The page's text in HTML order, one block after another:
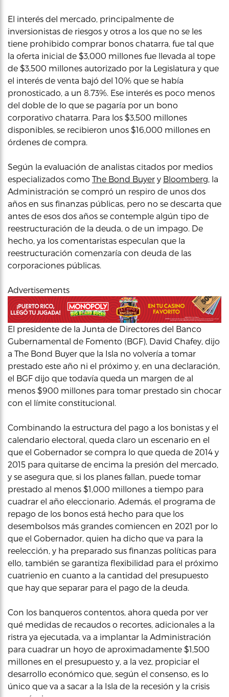
El interés del mercado, principalmente de
inversionistas de riesgos y otros a los que no se les
tiene prohibido comprar bonos chatarra, fue tal que
la oferta inicial de $3,000 millones fue llevada al tope
de $3,500 millones autorizado por la Legislatura y que
el interés de venta bajó del 10% que se había
pronosticado, a un 8.73%. Ese interés es poco menos
del doble de lo que se pagaría por un bono
corporativo chatarra. Para los $3,500 millones
disponibles, se recibieron unos $16,000 millones en
órdenes de compra.
Según la evaluación de analistas citados por medios
especializados como The Bond Buyer y Bloomberg, la
Administración se compró un respiro de unos dos
años en sus finanzas públicas, pero no se descarta que
antes de esos dos años se contemple algún tipo de
reestructuración de la deuda, o de un impago. De
hecho, ya los comentaristas especulan que la
reestructuración comenzaría con deuda de las
corporaciones públicas.
Advertisements
El presidente de la Junta de Directores del Banco
Gubernamental de Fomento (BGF), David Chafey, dijo
a The Bond Buyer que la Isla no volvería a tomar
prestado este año ni el próximo y, en una declaración,
el BGF dijo que todavía queda un margen de al
menos $900 millones para tomar prestado sin chocar
con el límite constitucional.
Combinando la estructura del pago a los bonistas y el
calendario electoral, queda claro un escenario en el
que el Gobernador se compra lo que queda de 2014 y
2015 para quitarse de encima la presión del mercado,
y se asegura que, si los planes fallan, puede tomar
prestado al menos $1,000 millones a tiempo para
cuadrar el año eleccionario. Además, el programa de
repago de los bonos está hecho para que los
desembolsos más grandes comiencen en 2021 por lo
que el Gobernador, quien ha dicho que va para la
reelección, y ha preparado sus finanzas políticas para
ello, también se garantiza flexibilidad para el próximo
cuatrienio en cuanto a la cantidad del presupuesto
que hay que separar para el pago de la deuda.
Con los banqueros contentos, ahora queda por ver
qué medidas de recaudos o recortes, adicionales a la
ristra ya ejecutada, va a implantar la Administración
para cuadrar un hoyo de aproximadamente $1,500
millones en el presupuesto y, a la vez, propiciar el
desarrollo económico que, según el consenso, es lo
único que va a sacar a la Isla de la recesión y la crisis